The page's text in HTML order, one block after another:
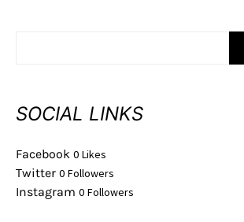
SOCIAL LINKS
Facebook 0 Likes
Twitter 0 Followers
Instagram 0 Followers